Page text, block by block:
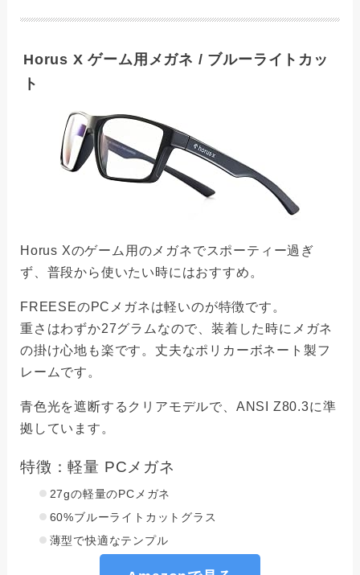
Horus X ゲーム用メガネ / ブルーライトカッ
ト
Horus Xのゲーム用のメガネでスポーティー過ぎ
ず、普段から使いたい時にはおすすめ。
FREESEのPCメガネは軽いのが特徴です。
重さはわずか27グラムなので、装着した時にメガネ
の掛け心地も楽です。丈夫なポリカーボネート製フ
レームです。
青色光を遮断するクリアモデルで、ANSI Z80.3に準
拠しています。
特徴：軽量 PCメガネ
27gの軽量のPCメガネ
60%ブルーライトカットグラス
薄型で快適なテンプル